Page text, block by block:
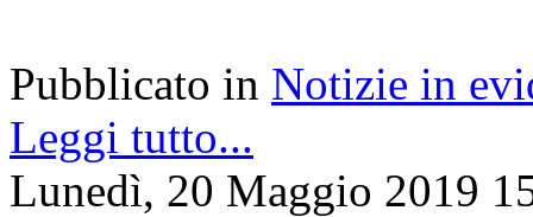
Pubblicato in Notizie in
Leggi tutto...
Lunedì, 20 Maggio 2019